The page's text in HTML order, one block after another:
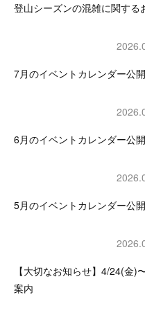
登山シーズンの混雑に関する
7月のイベントカレンダー公開
6月のイベントカレンダー公開
5月のイベントカレンダー公開
【大切なお知らせ】4/24(金
案内